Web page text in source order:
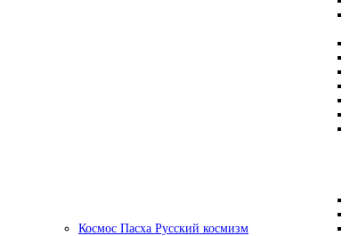
Космос Пасха Русский космизм